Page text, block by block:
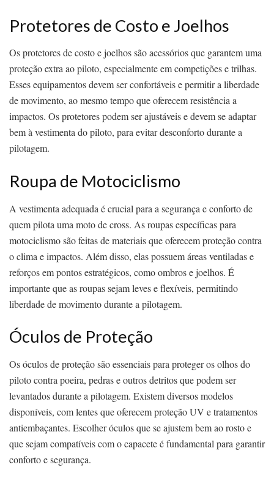
Protetores de Costo e Joelhos
Os protetores de costo e joelhos são acessórios que garantem uma
proteção extra ao piloto, especialmente em competições e trilhas.
Esses equipamentos devem ser confortáveis e permitir a liberdade
de movimento, ao mesmo tempo que oferecem resistência a
impactos. Os protetores podem ser ajustáveis e devem se adaptar
bem à vestimenta do piloto, para evitar desconforto durante a
pilotagem.
Roupa de Motociclismo
A vestimenta adequada é crucial para a segurança e conforto de
quem pilota uma moto de cross. As roupas específicas para
motociclismo são feitas de materiais que oferecem proteção contra
o clima e impactos. Além disso, elas possuem áreas ventiladas e
reforços em pontos estratégicos, como ombros e joelhos. É
importante que as roupas sejam leves e flexíveis, permitindo
liberdade de movimento durante a pilotagem.
Óculos de Proteção
Os óculos de proteção são essenciais para proteger os olhos do
piloto contra poeira, pedras e outros detritos que podem ser
levantados durante a pilotagem. Existem diversos modelos
disponíveis, com lentes que oferecem proteção UV e tratamentos
antiembaçantes. Escolher óculos que se ajustem bem ao rosto e
que sejam compatíveis com o capacete é fundamental para garantir
conforto e segurança.